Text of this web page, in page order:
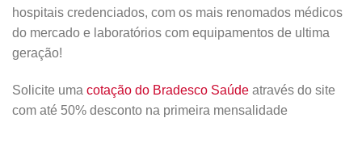
hospitais credenciados, com os mais renomados médicos
do mercado e laboratórios com equipamentos de ultima
geração!
Solicite uma cotação do Bradesco Saúde através do site
com até 50% desconto na primeira mensalidade